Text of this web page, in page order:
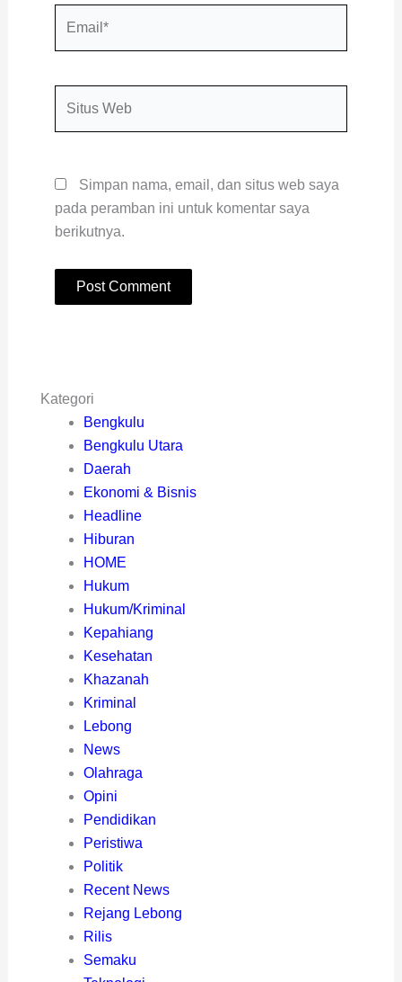
Simpan nama, email, dan situs web saya
pada peramban ini untuk komentar saya
berikutnya.
Kategori
Bengkulu
Bengkulu Utara
Daerah
Ekonomi & Bisnis
Headline
Hiburan
HOME
Hukum
Hukum/Kriminal
Kepahiang
Kesehatan
Khazanah
Kriminal
Lebong
News
Olahraga
Opini
Pendidikan
Peristiwa
Politik
Recent News
Rejang Lebong
Rilis
Semaku